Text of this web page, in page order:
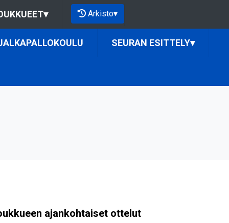
▾ Arkisto▾
SEURAN ESITTELY▾
ajankohtaiset ottelut